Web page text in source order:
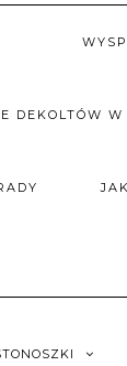
DEKOLTÓW